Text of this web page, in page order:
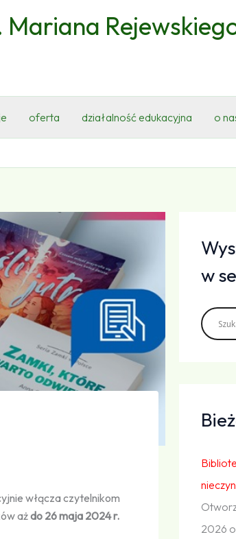
oferta działalność edukacyjna o
włącza czytelnikom
ażdo 26 maja 2024 r.
w
2026